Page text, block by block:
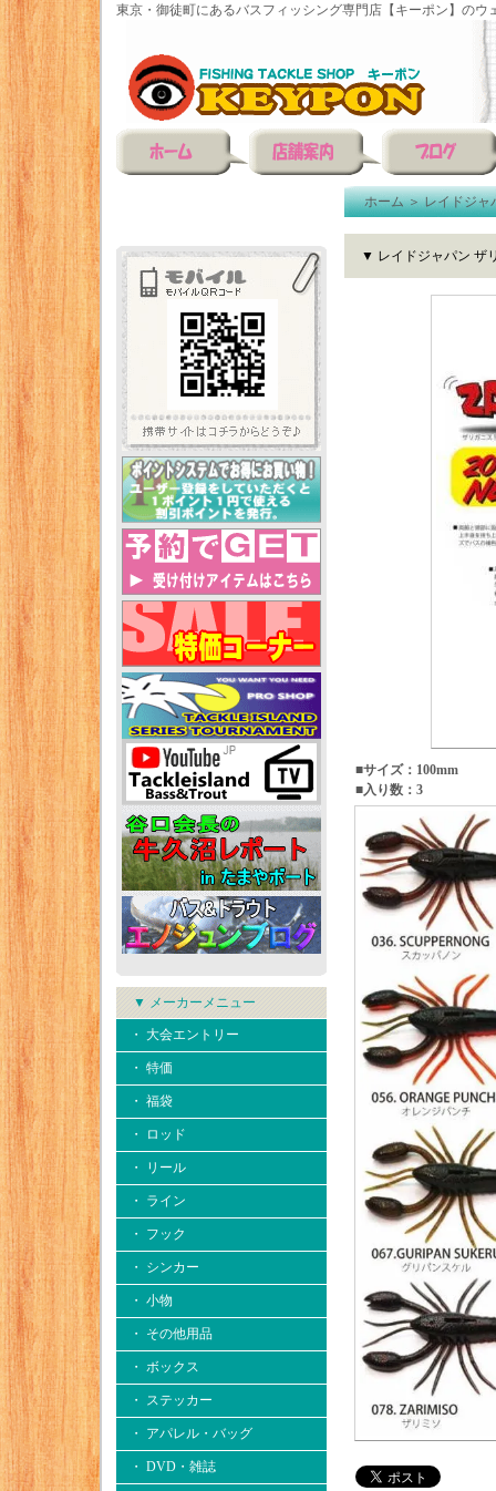
東京・御徒町にあるバスフィッシング専門店【キーポン】のウ
▼ メーカーメニュー
・ 大会エントリー
・ 特価
・ 福袋
・ ロッド
・ リール
・ ライン
・ フック
・ シンカー
・ 小物
・ その他用品
・ ボックス
・ ステッカー
・ アパレル・バッグ
・ DVD・雑誌
ホーム＞レイドジャ
▼ レイドジャパン ザ
■サイズ：100mm
■入り数：3